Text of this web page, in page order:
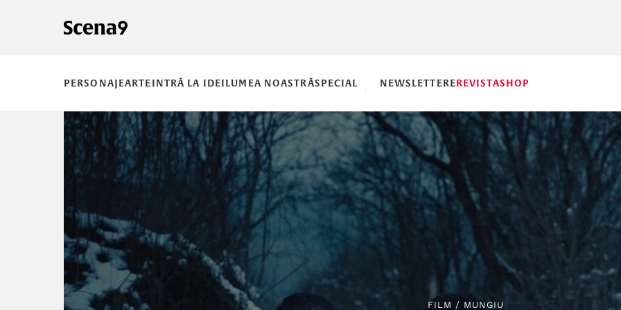
PERSONAJEARTEINTRĂ LA IDEILUMEA NOASTRĂSPECIAL NEWSLETTEREREVISTASHOP
FILM / MUNGIU